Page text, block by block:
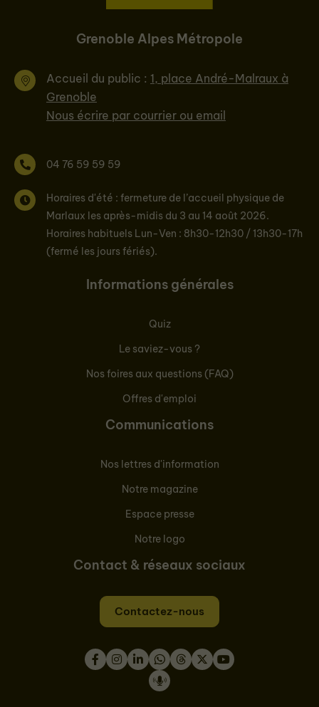
Grenoble Alpes Métropole
Accueil du public : 1, place André-Malraux à
Grenoble
Nous écrire par courrier ou email
04 76 59 59 59
Horaires d'été : fermeture de l’accueil physique de
Marlaux les après-midis du 3 au 14 août 2026.
Horaires habituels Lun-Ven : 8h30-12h30 / 13h30-17h
(fermé les jours fériés).
Informations générales
Quiz
Le saviez-vous ?
Nos foires aux questions (FAQ)
Offres d'emploi
Communications
Nos lettres d'information
Notre magazine
Espace presse
Notre logo
Contact & réseaux sociaux
Contactez-nous
Instagram
LinkedInWhatsApp